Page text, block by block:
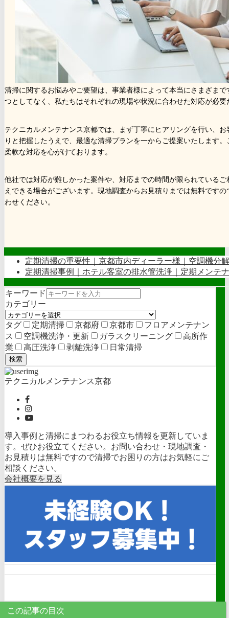
清掃に関するお悩みやご要望は、事業者様によって本当にさまざま
つとしてなく、私たちはそれぞれの現場や状況に合わせた対応が必
テクニカルメンテナンス京都では、まず丁寧にヒアリングを行い、
りと把握したうえで、最適な清掃プランを一からご提案いたします
柔軟な対応を心がけております。
他社では対応が難しかった案件や、対応までの時間が限られている
えできる場合がございます。現地調査からお見積りまでは無料です
わせください。
定期清掃の重要性｜京都市内ディーラー様｜空調機分
定期清掃事例｜ホテル客室の排水管洗浄｜定期メンテ
キーワード
カテゴリー
タグ 定期清掃 京都府 京都市
フロアメンテナン
ス
空調機洗浄・更新 ガラスクリーニング
高所作
業
高圧洗浄 剥離洗浄 日常清掃
検索
テクニカルメンテナンス京都
導入事例と清掃にまつわるお役立ち情報を更新していま
す。ぜひお役立てください。お問い合わせ・現地調査・
お見積りは無料ですので清掃でお困りの方はお気軽にご
相談ください。
会社概要を見る
この記事の目次